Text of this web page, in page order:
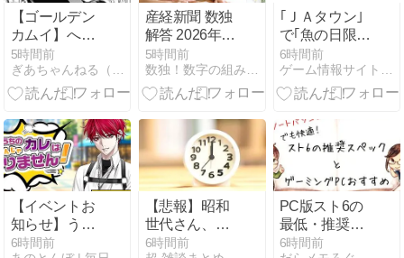
入者は10％割
引も
【ゴールデン
カムイ】へ
え…かわいく
ないね
5時間前
産経新聞 数独
解答 2026年8
月9日（日）
初心者向けの
問題と答、や
のポイント
5時間前
｢ＪＡタウン｣
で｢魚の日限定
セール｣を開
催！長崎県産
「黄金あな
本まぐろ」な
ど約280商品
を販売
6時間前
【イベントお
知らせ】うち
のカレはこん
6時間前
【悲報】昭和
世代さん、
「1時間弱」
6時間前
PC版スト6の
最低・推奨ス
ペックとゲー
6時間前